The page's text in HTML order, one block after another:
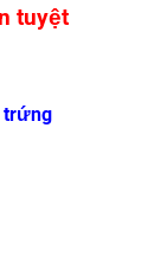
tuyệt
trứng